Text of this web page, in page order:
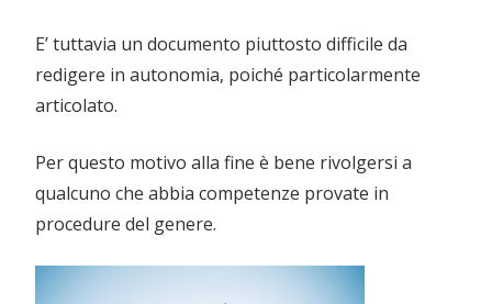
E’ tuttavia un documento piuttosto difficile da
redigere in autonomia, poiché particolarmente
articolato.
Per questo motivo alla fine è bene rivolgersi a
qualcuno che abbia competenze provate in
procedure del genere.